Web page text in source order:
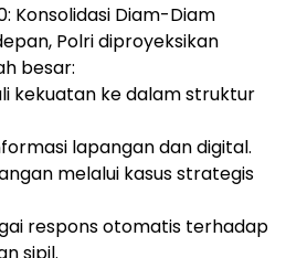
Konsolidasi Diam-Diam
Polri diproyeksikan
besar:
kekuatan ke dalam struktur
lapangan dan digital.
melalui kasus strategis
respons otomatis terhadap
sipil.